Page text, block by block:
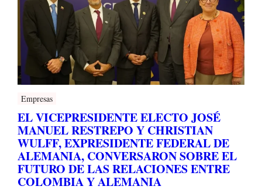
Empresas
EL VICEPRESIDENTE ELECTO JOSÉ
MANUEL RESTREPO Y CHRISTIAN
WULFF, EXPRESIDENTE FEDERAL DE
ALEMANIA, CONVERSARON SOBRE EL
FUTURO DE LAS RELACIONES ENTRE
COLOMBIA Y ALEMANIA